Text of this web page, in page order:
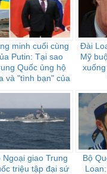
minh cuối cùng
Putin: Tại sao
Quốc ủng hộ
và "tình bạn" của
Đài
Mỹ
Ngoại giao Trung
triệu tập đại sứ
Bộ